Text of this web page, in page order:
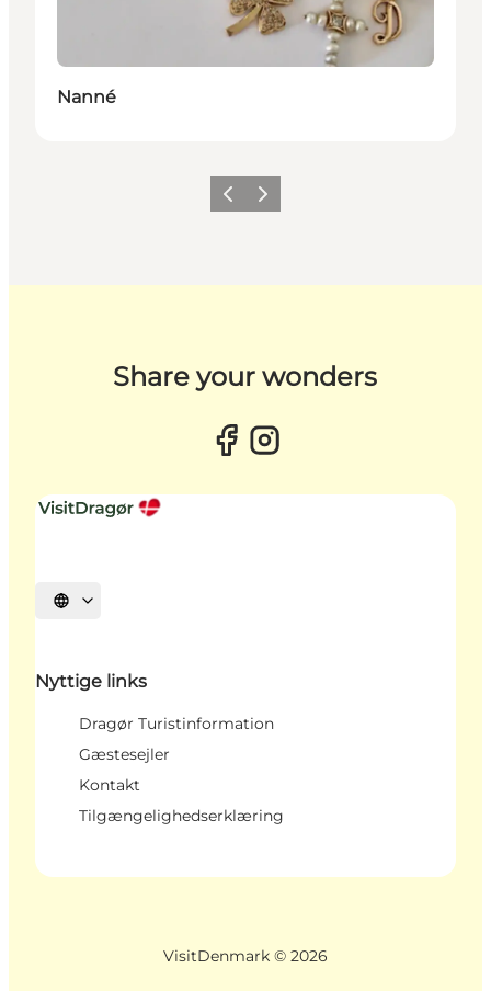
Nanné
Forrige billede
Næste billede
Share your wonders
Vælg sprog
Nyttige links
Dragør Turistinformation
Gæstesejler
Kontakt
Tilgængelighedserklæring
VisitDenmark © 2026